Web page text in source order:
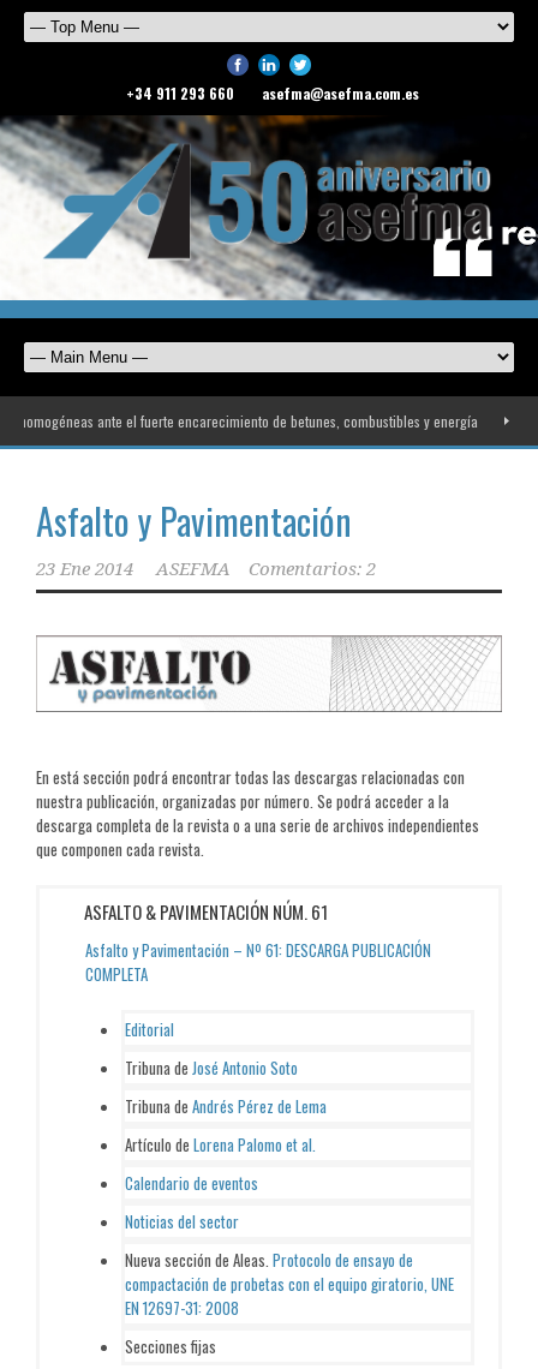
+34 911 293 660 asefma@asefma.com.es
ante el fuerte encarecimiento de betunes, combustibles y energía
Asfalto y Pavimentación
23 Ene 2014 ASEFMA Comentarios: 2
En está sección podrá encontrar todas las descargas relacionadas con
nuestra publicación, organizadas por número. Se podrá acceder a la
descarga completa de la revista o a una serie de archivos independientes
que componen cada revista.
ASFALTO & PAVIMENTACIÓN NÚM. 61
Asfalto y Pavimentación – Nº 61: DESCARGA PUBLICACIÓN
COMPLETA
Editorial
Tribuna de José Antonio Soto
Tribuna de Andrés Pérez de Lema
Artículo de Lorena Palomo et al.
Calendario de eventos
Noticias del sector
Nueva sección de Aleas. Protocolo de ensayo de
compactación de probetas con el equipo giratorio, UNE
EN 12697-31: 2008
Secciones fijas